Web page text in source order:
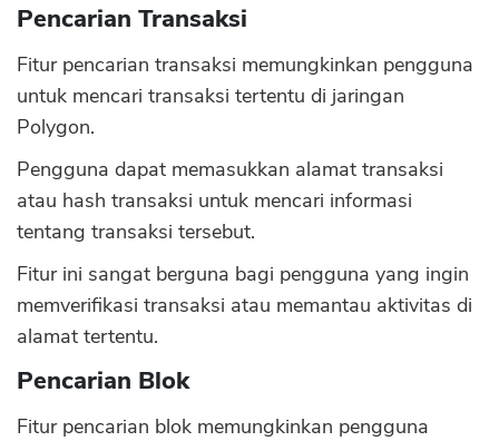
Pencarian Transaksi
Fitur pencarian transaksi memungkinkan pengguna
untuk mencari transaksi tertentu di jaringan
Polygon.
Pengguna dapat memasukkan alamat transaksi
atau hash transaksi untuk mencari informasi
tentang transaksi tersebut.
Fitur ini sangat berguna bagi pengguna yang ingin
memverifikasi transaksi atau memantau aktivitas di
alamat tertentu.
Pencarian Blok
Fitur pencarian blok memungkinkan pengguna